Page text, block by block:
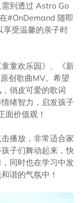
到透过 Astro Go
#OnDemand 随即
享受温馨的亲子时
童欢乐园》、《新
创歌曲MV。希望
俏皮可爱的歌词
绪智力，启发孩子
面价值观！
播放，非常适合家
子们舞动起来，快
同时也在学习中发
谐的气氛中！